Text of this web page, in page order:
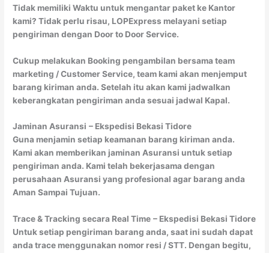
Tidak memiliki Waktu untuk mengantar paket ke Kantor
kami? Tidak perlu risau, LOPExpress melayani setiap
pengiriman dengan Door to Door Service.
Cukup melakukan Booking pengambilan bersama team
marketing / Customer Service, team kami akan menjemput
barang kiriman anda. Setelah itu akan kami jadwalkan
keberangkatan pengiriman anda sesuai jadwal Kapal.
Jaminan Asuransi – Ekspedisi Bekasi Tidore
Guna menjamin setiap keamanan barang kiriman anda.
Kami akan memberikan jaminan Asuransi untuk setiap
pengiriman anda. Kami telah bekerjasama dengan
perusahaan Asuransi yang profesional agar barang anda
Aman Sampai Tujuan.
Trace & Tracking secara Real Time – Ekspedisi Bekasi Tidore
Untuk setiap pengiriman barang anda, saat ini sudah dapat
anda trace menggunakan nomor resi / STT. Dengan begitu,